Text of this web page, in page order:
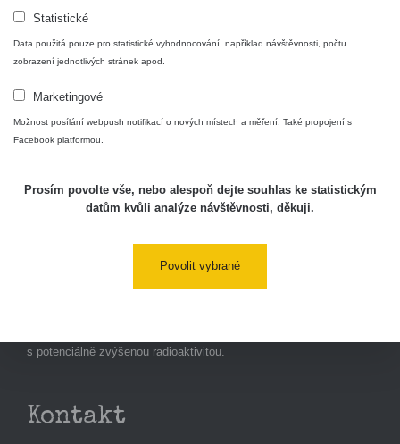
s potenciálně zvýšenou radioaktivitou.
Kontakt
Lidé
Podpořte nás
Studnice
Statistické
Data použitá pouze pro statistické vyhodnocování, například návštěvnosti, počtu
zobrazení jednotlivých stránek apod.
Marketingové
Možnost posílání webpush notifikací o nových místech a měření. Také propojení s
Facebook platformou.
Prosím povolte vše, nebo alespoň dejte souhlas ke statistickým
datům kvůli analýze návštěvnosti, děkuji.
Povolit vybrané